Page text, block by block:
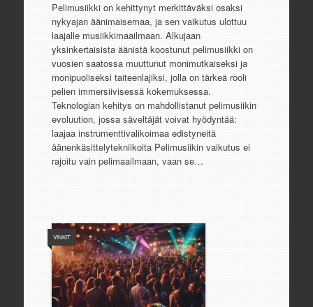
Pelimusiikki on kehittynyt merkittäväksi osaksi
nykyajan äänimaisemaa, ja sen vaikutus ulottuu
laajalle musiikkimaailmaan. Alkujaan
yksinkertaisista äänistä koostunut pelimusiikki on
vuosien saatossa muuttunut monimutkaiseksi ja
monipuoliseksi taiteenlajiksi, jolla on tärkeä rooli
pelien immersiivisessä kokemuksessa.
Teknologian kehitys on mahdollistanut pelimusiikin
evoluution, jossa säveltäjät voivat hyödyntää:
laajaa instrumenttivalikoimaa edistyneitä
äänenkäsittelytekniikoita Pelimusiikin vaikutus ei
rajoitu vain pelimaailmaan, vaan se…
VINKIT